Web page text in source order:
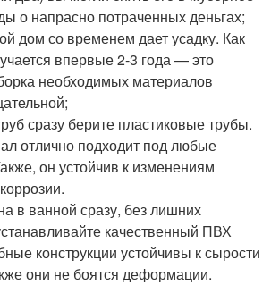
о напрасно потраченных деньгах;
дом со временем дает усадку. Как
впервые 2-3 года — это
необходимых материалов
сразу берите пластиковые трубы.
отлично подходит под любые
он устойчив к изменениям
в ванной сразу, без лишних
качественный ПВХ
конструкции устойчивы к сырости
они не боятся деформации.